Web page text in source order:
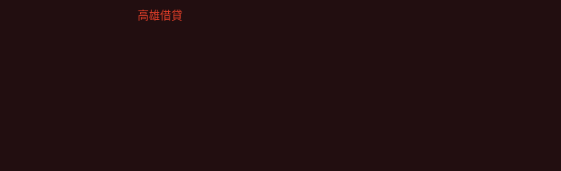
高雄借貸